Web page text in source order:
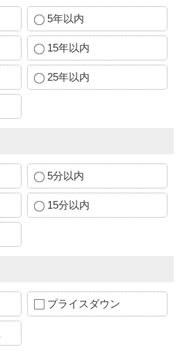
5年以内
15年以内
25年以内
5分以内
15分以内
プライスダウン